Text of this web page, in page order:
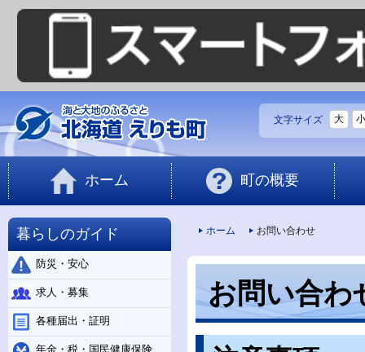
文字サイズ 大
ホーム 町の概要
ホーム お問い合わせ
お問い合わ
暮らしのガイド
防災・安心
求人・募集
各種届出・証明
年金・税・国民健康保険